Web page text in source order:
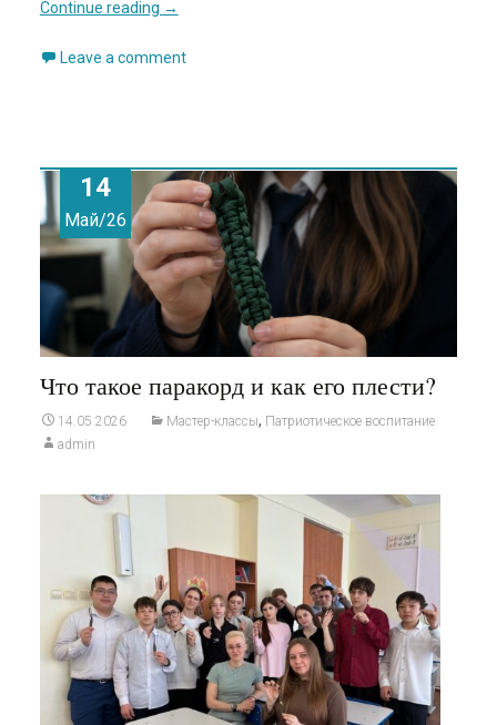
Continue reading →
Leave a comment
14
Май/26
Что такое паракорд и как его плести?
14.05.2026 Мастер-классы, Патриотическое воспитание
admin